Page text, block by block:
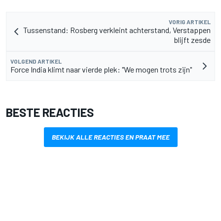
VORIG ARTIKEL
Tussenstand: Rosberg verkleint achterstand, Verstappen
blijft zesde
VOLGEND ARTIKEL
Force India klimt naar vierde plek: "We mogen trots zijn"
BESTE REACTIES
BEKIJK ALLE REACTIES EN PRAAT MEE